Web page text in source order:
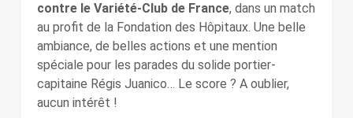
contre le Variété-Club de France, dans un match
au profit de la Fondation des Hôpitaux. Une belle
ambiance, de belles actions et une mention
spéciale pour les parades du solide portier-
capitaine Régis Juanico… Le score ? A oublier,
aucun intérêt !